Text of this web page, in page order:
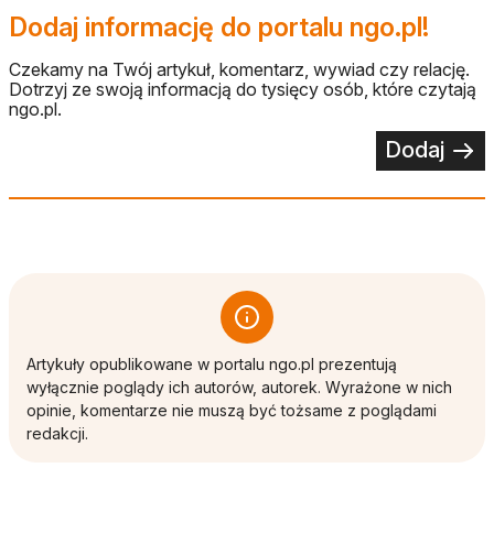
Dodaj informację do portalu ngo.pl!
Czekamy na Twój artykuł, komentarz, wywiad czy relację.
Dotrzyj ze swoją informacją do tysięcy osób, które czytają
ngo.pl.
Dodaj
Artykuły opublikowane w portalu ngo.pl prezentują
wyłącznie poglądy ich autorów, autorek. Wyrażone w nich
opinie, komentarze nie muszą być tożsame z poglądami
redakcji.